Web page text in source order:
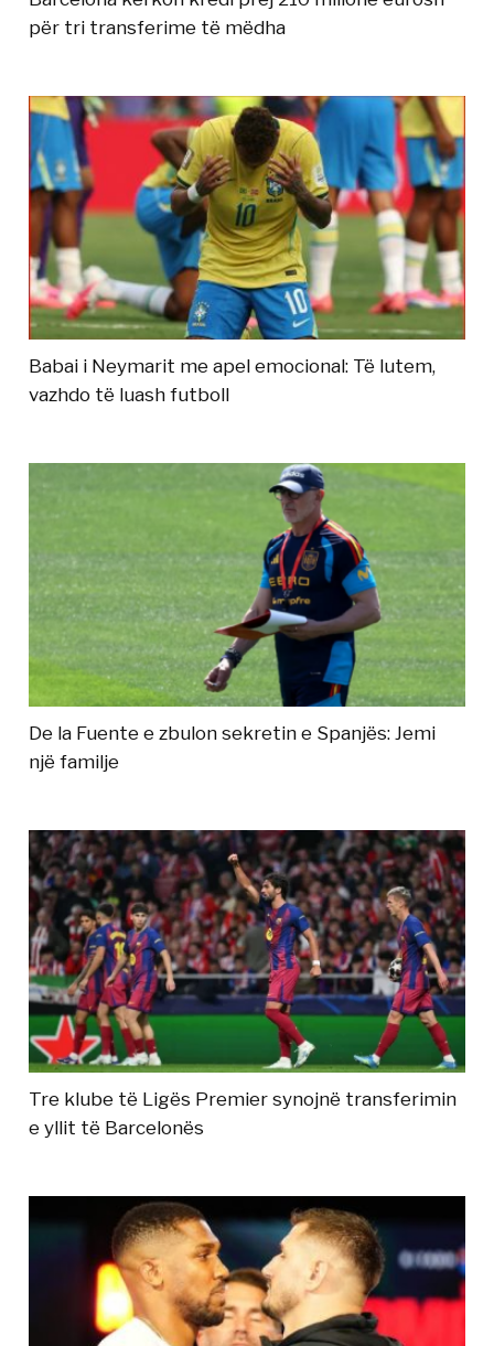
për tri transferime të mëdha
Babai i Neymarit me apel emocional: Të lutem,
vazhdo të luash futboll
De la Fuente e zbulon sekretin e Spanjës: Jemi
një familje
Tre klube të Ligës Premier synojnë transferimin
e yllit të Barcelonës